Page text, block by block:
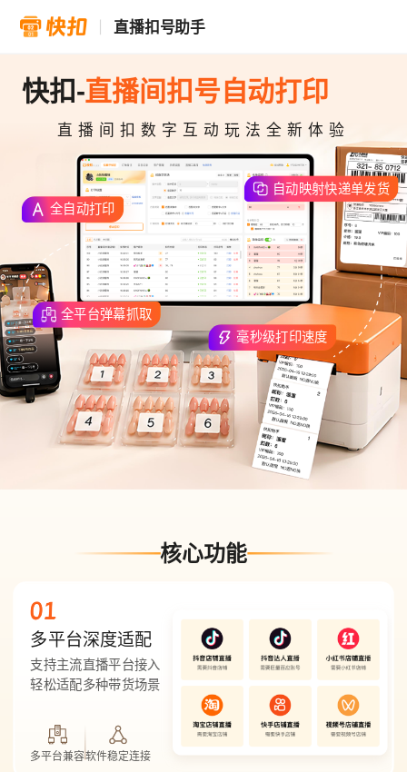
直播扣号助手
快扣-直播间扣号自动打印
直播间扣数字互动玩法全新体验
全自动打印
全平台弹幕抓取
自动映射快递单发货
毫秒级打印速度
核心功能
01
多平台深度适配
支持主流直播平台接入
轻松适配多种带货场景
多平台兼容软件稳定连接